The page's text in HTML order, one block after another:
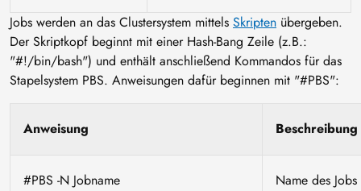
Jobs werden an das Clustersystem mittels Skripten übergeben.
Der Skriptkopf beginnt mit einer Hash-Bang Zeile (z.B.:
"#!/bin/bash") und enthält anschließend Kommandos für das
Stapelsystem PBS. Anweisungen dafür beginnen mit "#PBS":
Anweisung Beschreibung
#PBS -N Jobname Name des Jobs